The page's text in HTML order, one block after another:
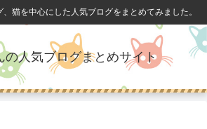
猫を中心にした人気ブログをまとめてみました。
の人気ブログまとめサイト